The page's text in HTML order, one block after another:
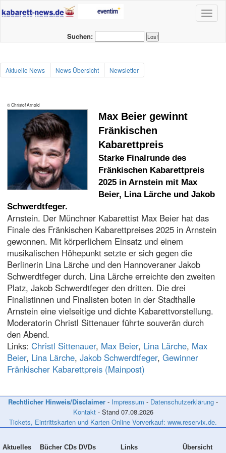
Suchen:
Aktuelle News News Übersicht Newsletter
© Christof Arnold
Max Beier gewinnt
Fränkischen
Kabarettpreis
Starke Finalrunde des
Fränkischen Kabarettpreis
2025 in Arnstein mit Max
Beier, Lina Lärche und Jakob
Schwerdtfeger.
Arnstein. Der Münchner Kabarettist Max Beier hat das
Finale des Fränkischen Kabarettpreises 2025 in Arnstein
gewonnen. Mit körperlichem Einsatz und einem
musikalischen Höhepunkt setzte er sich gegen die
Berlinerin Lina Lärche und den Hannoveraner Jakob
Schwerdtfeger durch. Lina Lärche erreichte den zweiten
Platz, Jakob Schwerdtfeger den dritten. Die drei
Finalistinnen und Finalisten boten in der Stadthalle
Arnstein eine vielseitige und dichte Kabarettvorstellung.
Moderatorin Christl Sittenauer führte souverän durch
den Abend.
Links: Christl Sittenauer, Max Beier, Lina Lärche, Max
Beier, Lina Lärche, Jakob Schwerdtfeger, Gewinner
Fränkischer Kabarettpreis (Mainpost)
Rechtlicher Hinweis/Disclaimer - Impressum - Datenschutzerklärung -
Kontakt- Stand 07.08.2026
Tickets, Eintrittskarten und Karten Online Vorverkauf: www.reservix.de.
Aktuelles Bücher CDs DVDs Links Übersicht